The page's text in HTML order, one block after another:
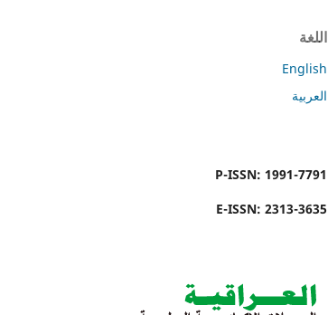
اللغة
English
العربية
P-ISSN: 1991-7791
E-ISSN: 2313-3635